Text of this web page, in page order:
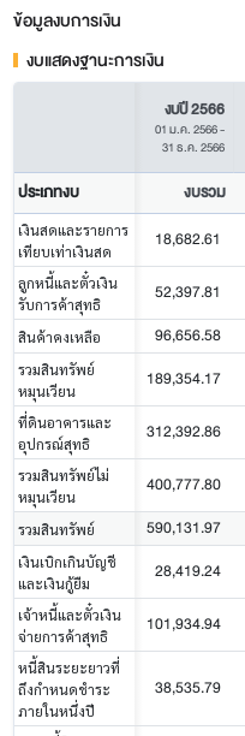
ข้อมูลงบการเงิน
งบแสดงฐานะการเงิน
งบปี 2566
01 ม.ค. 2566-
31 ธ.ค. 2566
ประเภทงบ งบรวม
เงินสดและรายการ
เทียบเท่าเงินสด
18,682.61
ลูกหนี้และตั๋วเงิน
รับการค้าสุทธิ
52,397.81
สินค้าคงเหลือ 96,656.58
รวมสินทรัพย์
หมุนเวียน
189,354.17
ที่ดินอาคารและ
อุปกรณ์สุทธิ
312,392.86
รวมสินทรัพย์ไม่
หมุนเวียน
400,777.80
รวมสินทรัพย์ 590,131.97
เงินเบิกเกินบัญชี
และเงินกู้ยืม
28,419.24
เจ้าหนี้และตั๋วเงิน
จ่ายการค้าสุทธิ
101,934.94
หนี้สินระยะยาวที่
ถึงกำหนดชำระ
ภายในหนึ่งปี
38,535.79